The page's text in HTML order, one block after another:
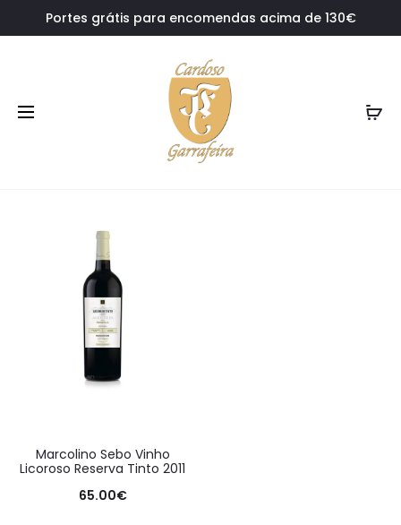
Portes grátis para encomendas acima de 130€
Marcolino Sebo Vinho
Licoroso Reserva Tinto 2011
65.00€